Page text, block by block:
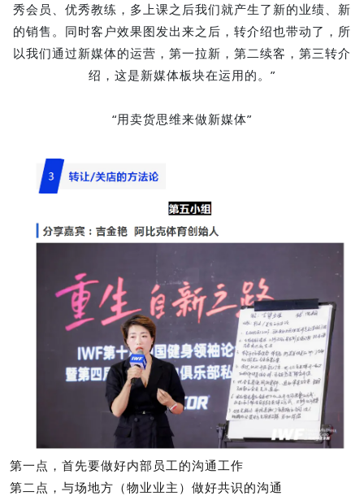
秀会员、优秀教练，多上课之后我们就产生了新的业绩、新
的销售。同时客户效果图发出来之后，转介绍也带动了，所
以我们通过新媒体的运营，第一拉新，第二续客，第三转介
绍，这是新媒体板块在运用的。”
“用卖货思维来做新媒体”
第一点，首先要做好内部员工的沟通工作
第二点，与场地方（物业业主）做好共识的沟通